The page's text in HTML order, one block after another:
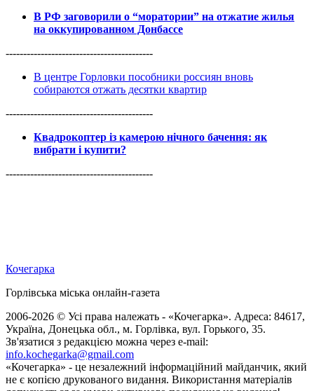
В РФ заговорили о “моратории” на отжатие жилья
на оккупированном Донбассе
------------------------------------------
В центре Горловки пособники россиян вновь
собираются отжать десятки квартир
------------------------------------------
Квадрокоптер із камерою нічного бачення: як
вибрати і купити?
------------------------------------------
Кочегарка
Горлівська міська онлайн-газета
2006-2026 © Усі права належать - «Кочегарка». Адреса: 84617,
Україна, Донецька обл., м. Горлівка, вул. Горького, 35.
Зв'язатися з редакцією можна через e-mail:
info.kochegarka@gmail.com
«Кочегарка» - це незалежний інформаційний майданчик, який
не є копією друкованого видання. Використання матеріалів